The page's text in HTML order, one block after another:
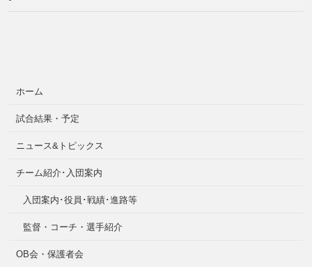
ホーム
試合結果・予定
ニュース&トピックス
チーム紹介･入団案内
入団案内･役員･戦績･進路等
監督・コーチ・選手紹介
OB会・保護者会